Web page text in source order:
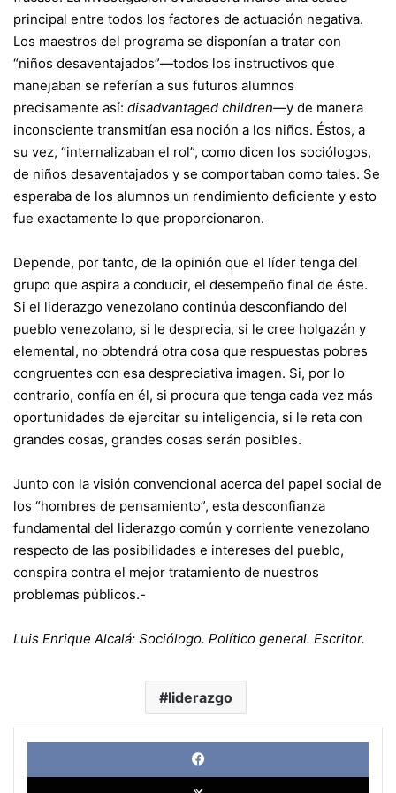
principal entre todos los factores de actuación negativa.
Los maestros del programa se disponían a tratar con
“niños desaventajados”—todos los instructivos que
manejaban se referían a sus futuros alumnos
precisamente así: disadvantaged children—y de manera
inconsciente transmitían esa noción a los niños. Éstos, a
su vez, “internalizaban el rol”, como dicen los sociólogos,
de niños desaventajados y se comportaban como tales. Se
esperaba de los alumnos un rendimiento deficiente y esto
fue exactamente lo que proporcionaron.
Depende, por tanto, de la opinión que el líder tenga del
grupo que aspira a conducir, el desempeño final de éste.
Si el liderazgo venezolano continúa desconfiando del
pueblo venezolano, si le desprecia, si le cree holgazán y
elemental, no obtendrá otra cosa que respuestas pobres
congruentes con esa despreciativa imagen. Si, por lo
contrario, confía en él, si procura que tenga cada vez más
oportunidades de ejercitar su inteligencia, si le reta con
grandes cosas, grandes cosas serán posibles.
Junto con la visión convencional acerca del papel social de
los “hombres de pensamiento”, esta desconfianza
fundamental del liderazgo común y corriente venezolano
respecto de las posibilidades e intereses del pueblo,
conspira contra el mejor tratamiento de nuestros
problemas públicos.-
Luis Enrique Alcalá: Sociólogo. Político general. Escritor.
liderazgo
X